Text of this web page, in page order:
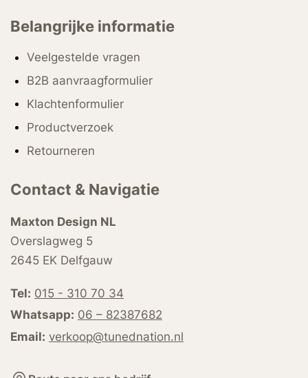
Belangrijke informatie
Veelgestelde vragen
B2B aanvraagformulier
Klachtenformulier
Productverzoek
Retourneren
Contact & Navigatie
Maxton Design NL
Overslagweg 5
2645 EK Delfgauw
Tel: 015 - 310 70 34
Whatsapp: 06 – 82387682
Email: verkoop@tunednation.nl